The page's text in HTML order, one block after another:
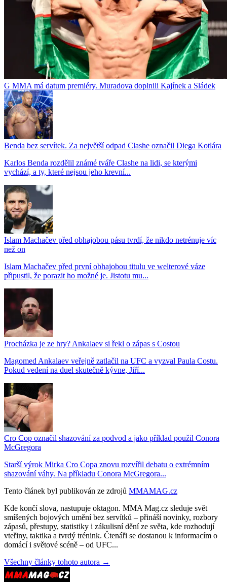
G MMA má datum premiéry. Muradova doplnili Kajínek a Sládek
Benda bez servítek. Za největší odpad Clashe označil Diega Kotlára
Karlos Benda rozdělil známé tváře Clashe na lidi, se kterými
vychází, a ty, které nejsou jeho krevní...
Islam Machačev před obhajobou pásu tvrdí, že nikdo netrénuje víc
než on
Islam Machačev před první obhajobou titulu ve welterové váze
připustil, že porazit ho možné je. Jistotu mu...
Procházka je ze hry? Ankalaev si řekl o zápas s Costou
Magomed Ankalaev veřejně zatlačil na UFC a vyzval Paula Costu.
Pokud vedení na duel skutečně kývne, Jiří...
Cro Cop označil shazování za podvod a jako příklad použil Conora
McGregora
Starší výrok Mirka Cro Copa znovu rozvířil debatu o extrémním
shazování váhy. Na příkladu Conora McGregora...
Tento článek byl publikován ze zdrojů MMAMAG.cz
Kde končí slova, nastupuje oktagon. MMA Mag.cz sleduje svět
smíšených bojových umění bez servítků – přináší novinky, rozbory
zápasů, přestupy, statistiky i zákulisní dění ze světa, kde rozhodují
vteřiny, taktika a tvrdý trénink. Čtenáři se dostanou k informacím o
domácí i světové scéně – od UFC...
Všechny články tohoto autora →